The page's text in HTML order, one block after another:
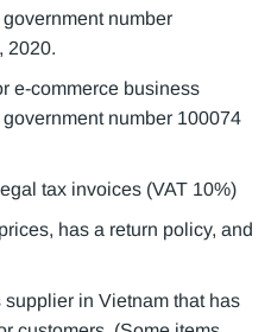
number
2020.
e-commerce business
number 100074
tax invoices (VAT 10%)
has a return policy, and
in Vietnam that has